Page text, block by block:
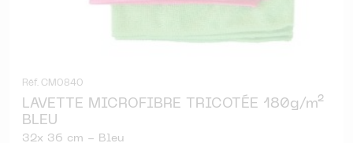
Réf. CM0840
LAVETTE MICROFIBRE TRICOTÉE 180g/m²
BLEU
32x 36 cm - Bleu